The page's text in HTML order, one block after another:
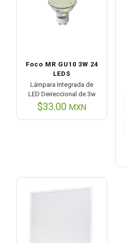
Foco MR GU10 3W 24
LEDS
Lámpara Integrada de
LED Deireccional de 3w
$33.00 MXN